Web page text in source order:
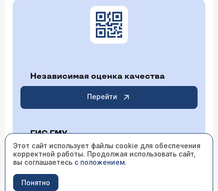
Независимая оценка качества
Перейти
ГИС ГМУ
Перейти
Этот сайт использует файлы cookie для обеспечения
корректной работы. Продолжая использовать сайт,
вы соглашаетесь с положением.
Понятно